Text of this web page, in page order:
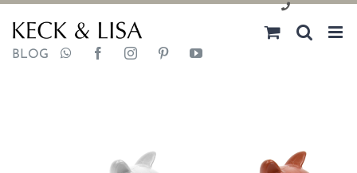
030 2400000
BLOG